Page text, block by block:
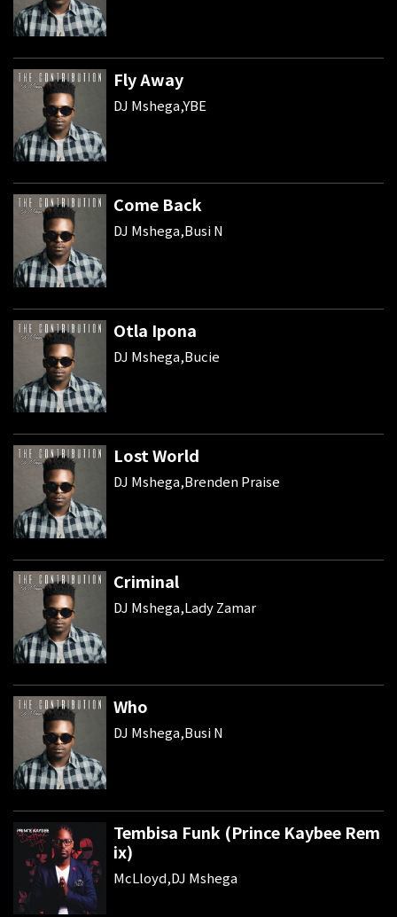
Fly Away
DJ Mshega,YBE
Come Back
DJ Mshega,Busi N
Otla Ipona
DJ Mshega,Bucie
Lost World
DJ Mshega,Brenden Praise
Criminal
DJ Mshega,Lady Zamar
Who
DJ Mshega,Busi N
Tembisa Funk (Prince Kaybee Rem
ix)
McLloyd,DJ Mshega